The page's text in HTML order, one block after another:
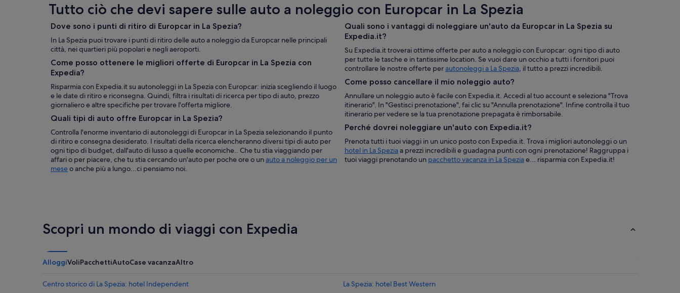
Tutto ciò che devi sapere sulle auto a noleggio con Europcar in La Spezia
Dove sono i punti di ritiro di Europcar in La Spezia?
In La Spezia puoi trovare i punti di ritiro delle auto a noleggio da Europcar nelle principali
città, nei quartieri più popolari e negli aeroporti.
Come posso ottenere le migliori offerte di Europcar in La Spezia con
Expedia?
Risparmia con Expedia.it su autonoleggi in La Spezia con Europcar: inizia scegliendo il luogo
e le date di ritiro e riconsegna. Quindi, filtra i risultati di ricerca per tipo di auto, prezzo
giornaliero e altre specifiche per trovare l'offerta migliore.
Quali tipi di auto offre Europcar in La Spezia?
Controlla l'enorme inventario di autonoleggi di Europcar in La Spezia selezionando il punto
di ritiro e consegna desiderato. I risultati della ricerca elencheranno diversi tipi di auto per
ogni tipo di budget, dall'auto di lusso a quelle economiche.. Che tu stia viaggiando per
affari o per piacere, che tu stia cercando un'auto per poche ore o un auto a noleggio per un
meseo anche più a lungo...ci pensiamo noi.
Quali sono i vantaggi di noleggiare un'auto da Europcar in La Spezia su
Expedia.it?
Su Expedia.it troverai ottime offerte per auto a noleggio con Europcar: ogni tipo di auto
per tutte le tasche e in tantissime location. Se vuoi dare un occhio a tutti i fornitori puoi
controllare le nostre offerte per autonoleggi a La Spezia, il tutto a prezzi incredibili.
Come posso cancellare il mio noleggio auto?
Annullare un noleggio auto è facile con Expedia.it. Accedi al tuo account e seleziona "Trova
itinerario". In "Gestisci prenotazione", fai clic su "Annulla prenotazione". Infine controlla il tuo
itinerario per vedere se la tua prenotazione prepagata è rimborsabile.
Perché dovrei noleggiare un'auto con Expedia.it?
Prenota tutti i tuoi viaggi in un unico posto con Expedia.it. Trova i migliori autonoleggi o un
hotel in La Spezia a prezzi incredibili e guadagna punti con ogni prenotazione! Raggruppa i
tuoi viaggi prenotando un pacchetto vacanza in La Speziae... risparmia con Expedia.it!
Scopri un mondo di viaggi con Expedia
AlloggiVoliPacchettiAutoCase vacanzaAltro
Centro storico di La Spezia: hotel Independent
La Spezia: hotel Best Western